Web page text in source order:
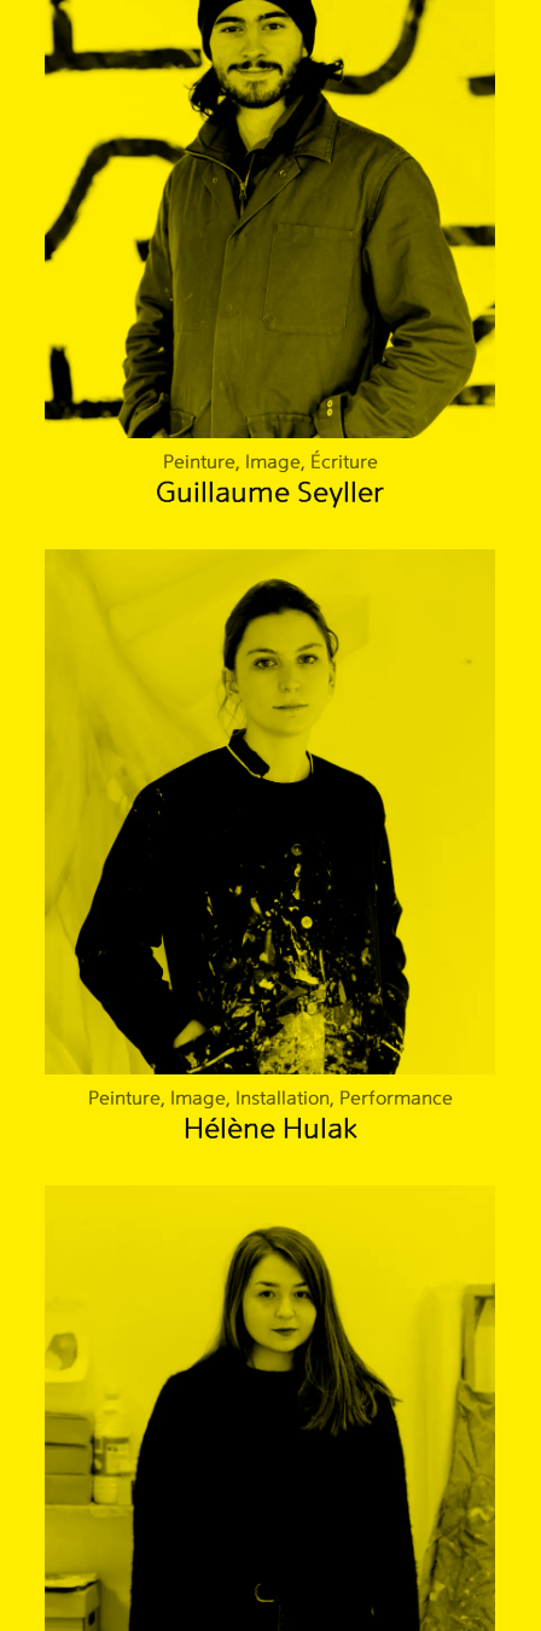
Peinture, Image, Écriture
Guillaume Seyller
Peinture, Image, Installation, Performance
Hélène Hulak